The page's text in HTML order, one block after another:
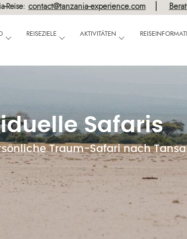
Reise: contact@tanzania-experience.com
REISEZIELE AKTIVITÄTEN
Safaris
Traum-Safari nach